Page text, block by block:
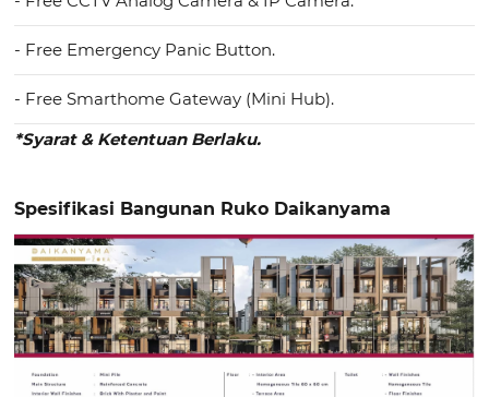
- Free Emergency Panic Button.
- Free Smarthome Gateway (Mini Hub).
*Syarat & Ketentuan Berlaku.
Spesifikasi Bangunan Ruko Daikanyama